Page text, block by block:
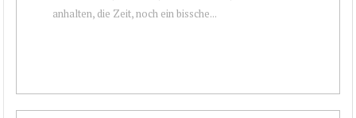
anhalten, die Zeit, noch ein bissche...